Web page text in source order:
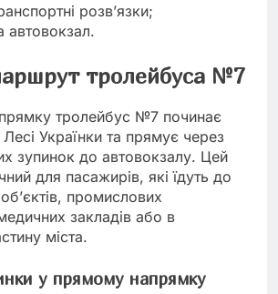
розв’язки;
автовокзал.
тролейбуса №7
тролейбус №7 починає
Лесі Українки та прямує через
зупинок до автовокзалу. Цей
для пасажирів, які їдуть до
промислових
закладів або в
міста.
у прямому напрямку